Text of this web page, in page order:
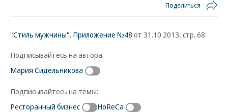
Поделиться
"Стиль мужчины". Приложение №48 от 31.10.2013, стр. 68
Подписывайтесь на автора:
Мария Сидельникова
Подписывайтесь на темы:
Ресторанный бизнес
HoReCa